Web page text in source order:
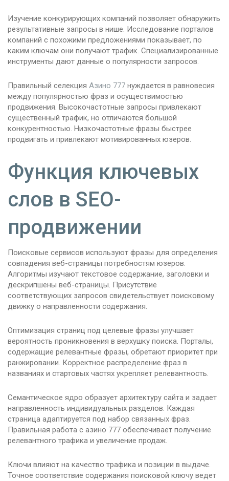
Изучение конкурирующих компаний позволяет обнаружить
результативные запросы в нише. Исследование порталов
компаний с похожими предложениями показывает, по
каким ключам они получают трафик. Специализированные
инструменты дают данные о популярности запросов.
Правильный селекция Азино 777 нуждается в равновесия
между популярностью фраз и осуществимостью
продвижения. Высокочастотные запросы привлекают
существенный трафик, но отличаются большой
конкурентностью. Низкочастотные фразы быстрее
продвигать и привлекают мотивированных юзеров.
Функция ключевых
слов в SEO-
продвижении
Поисковые сервисов используют фразы для определения
совпадения веб-страницы потребностям юзеров.
Алгоритмы изучают текстовое содержание, заголовки и
дескрипшены веб-страницы. Присутствие
соответствующих запросов свидетельствует поисковому
движку о направленности содержания.
Оптимизация страниц под целевые фразы улучшает
вероятность проникновения в верхушку поиска. Порталы,
содержащие релевантные фразы, обретают приоритет при
ранжировании. Корректное распределение фраз в
названиях и стартовых частях укрепляет релевантность.
Семантическое ядро образует архитектуру сайта и задает
направленность индивидуальных разделов. Каждая
страница адаптируется под набор связанных фраз.
Правильная работа с азино 777 обеспечивает получение
релевантного трафика и увеличение продаж.
Ключи влияют на качество трафика и позиции в выдаче.
Точное соответствие содержания поисковой ключу ведет